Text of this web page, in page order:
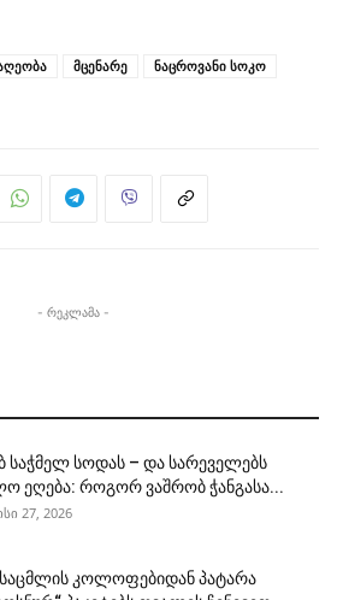
მცენარე
ნაცროვანი სოკო
- რეკლამა -
საჭმელ სოდას – და სარეველებს
ეღება: როგორ ვაშრობ ჭანგასა...
27, 2026
კოლოფებიდან პატარა